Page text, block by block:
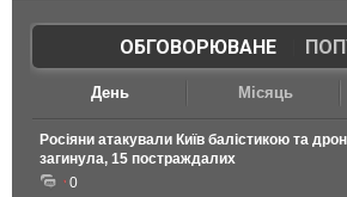
ОБГОВОРЮВАНЕ|
День Місяць
Росіяни атакували Київ балістикою та
загинула, 15 постраждалих
0